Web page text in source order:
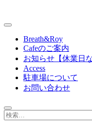
BREATH&ROY
丹波篠山（兵庫県）の情
します。
Breath&Roy
Cafeのご案内
お知らせ【休業日な
Access
駐車場について
お問い合わせ